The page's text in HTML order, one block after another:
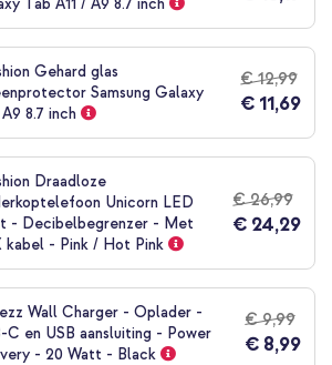
Gehard glas
Samsung Galaxy
8.7 inch
€ 12,99
€ 11,69
Draadloze
Unicorn LED
- Decibelbegrenzer - Met
kabel - Pink / Hot Pink
€ 26,99
€ 24,29
Wall Charger - Oplader -
C en USB aansluiting - Power
- 20 Watt - Black
€ 9,99
€ 8,99